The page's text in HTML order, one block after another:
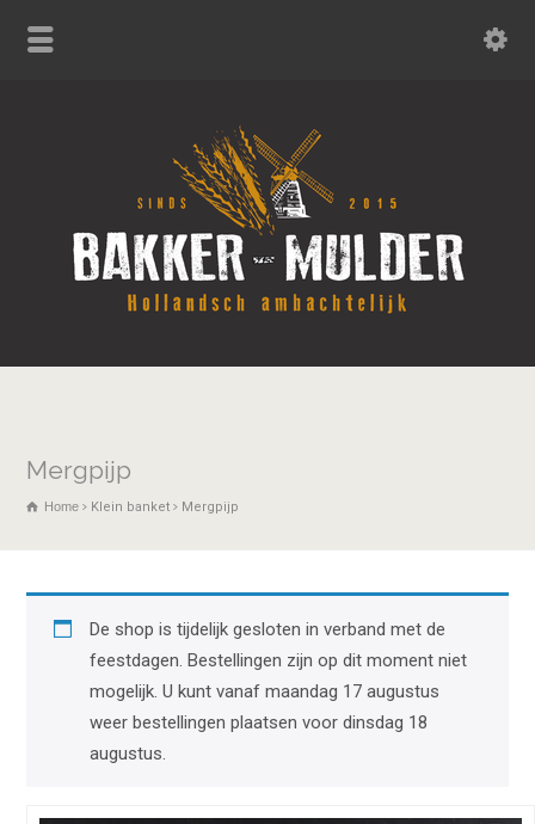
Mergpijp
Home Klein banket Mergpijp
De shop is tijdelijk gesloten in verband met de
feestdagen. Bestellingen zijn op dit moment niet
mogelijk. U kunt vanaf maandag 17 augustus
weer bestellingen plaatsen voor dinsdag 18
augustus.